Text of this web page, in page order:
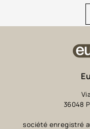
36048
société enregistré